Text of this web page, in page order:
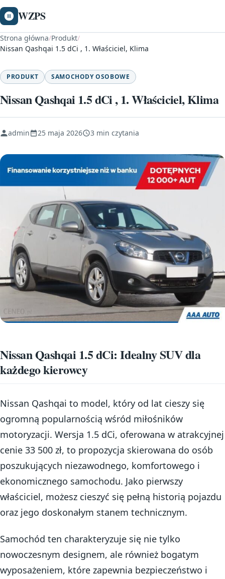
WZPS
Strona główna/Produkt/
Nissan Qashqai 1.5 dCi , 1. Właściciel, Klima
PRODUKT SAMOCHODY OSOBOWE
Nissan Qashqai 1.5 dCi , 1. Właściciel, Klima
admin 25 maja 2026 3 min czytania
Nissan Qashqai 1.5 dCi: Idealny SUV dla
każdego kierowcy
Nissan Qashqai to model, który od lat cieszy się
ogromną popularnością wśród miłośników
motoryzacji. Wersja 1.5 dCi, oferowana w atrakcyjnej
cenie 33 500 zł, to propozycja skierowana do osób
poszukujących niezawodnego, komfortowego i
ekonomicznego samochodu. Jako pierwszy
właściciel, możesz cieszyć się pełną historią pojazdu
oraz jego doskonałym stanem technicznym.
Samochód ten charakteryzuje się nie tylko
nowoczesnym designem, ale również bogatym
wyposażeniem, które zapewnia bezpieczeństwo i